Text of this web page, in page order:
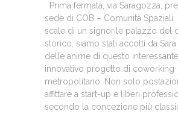
Prima fermata, via Saragozza,
sede di COB – Comunità Spaziali.
scale di un signorile palazzo del
storico, siamo stati accolti da Sara
delle anime di questo
innovativo progetto di coworking
metropolitano. Non solo
affittare a start-up e liberi
secondo la concezione più